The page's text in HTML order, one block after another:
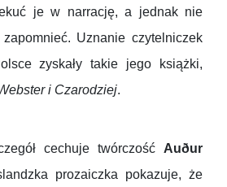
je w narrację, a jednak nie
Uznanie czytelniczek
zyskały takie jego książki,
i Czarodziej.
cechuje twórczość Auður
prozaiczka pokazuje, że